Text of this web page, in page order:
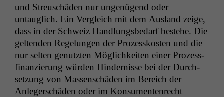
und Streuschä­den nur ungenü­gend oder
untauglich. Ein Ver­gle­ich mit dem Aus­land zeige,
dass in der Schweiz Hand­lungs­be­darf beste­he. Die
gel­tenden Regelun­gen der Prozesskosten und die
nur sel­ten genutzten Möglichkeit­en ein­er Prozess­
fi­nanzierung wür­den Hin­dernisse bei der Durch­
set­zung von Massen­schä­den im Bere­ich der
Anlegerschä­den oder im Kon­sumenten­recht